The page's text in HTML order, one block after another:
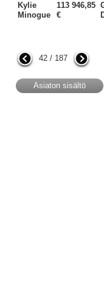
Kylie
Minogue
113 946,85
€
42 / 187
Asiaton sisältö